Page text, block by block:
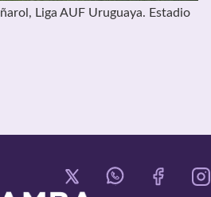
Liga AUF Uruguaya. Estadio